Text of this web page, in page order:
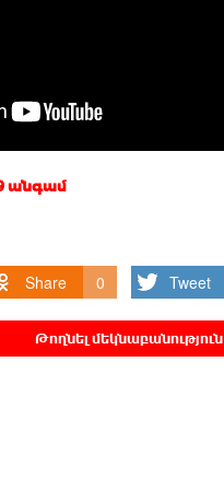
անգամ
Share 0 Tweet
Թողնել մեկնաբանություն